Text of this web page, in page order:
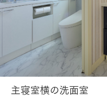
主寝室横の洗面室